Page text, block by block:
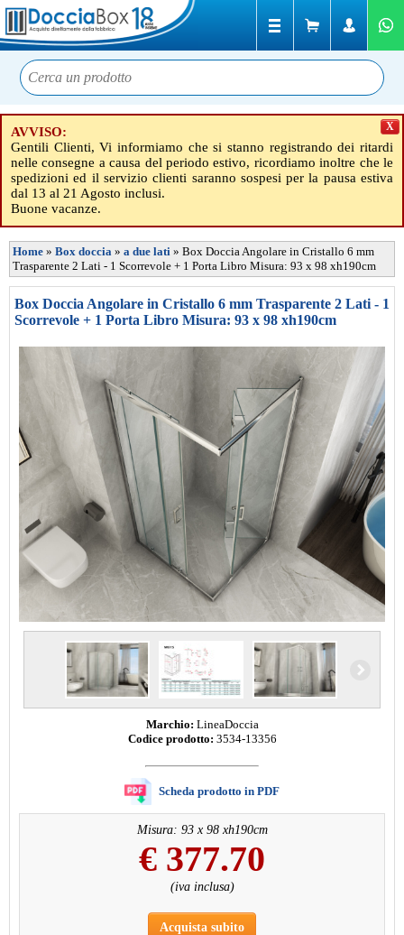
AVVISO:
Gentili Clienti, Vi informiamo che si stanno registrando dei ritardi
nelle consegne a causa del periodo estivo, ricordiamo inoltre che le
spedizioni ed il servizio clienti saranno sospesi per la pausa estiva
dal 13 al 21 Agosto inclusi.
Buone vacanze.
X
Home » Box doccia » a due lati » Box Doccia Angolare in Cristallo 6 mm
Trasparente 2 Lati - 1 Scorrevole + 1 Porta Libro Misura: 93 x 98 xh190cm
Box Doccia Angolare in Cristallo 6 mm Trasparente 2 Lati - 1
Scorrevole + 1 Porta Libro Misura: 93 x 98 xh190cm
Marchio: LineaDoccia
Codice prodotto: 3534-13356
Scheda prodotto in PDF
Misura: 93 x 98 xh190cm
€ 377.70
(iva inclusa)
Acquista subito